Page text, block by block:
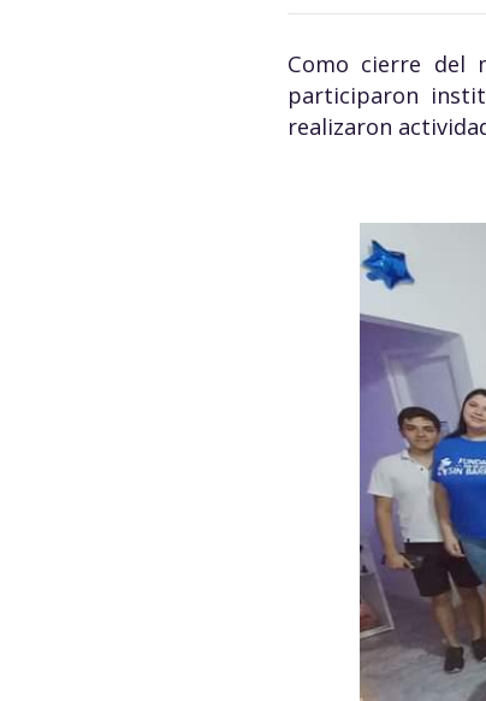
Como cierre del
participaron
realizaron